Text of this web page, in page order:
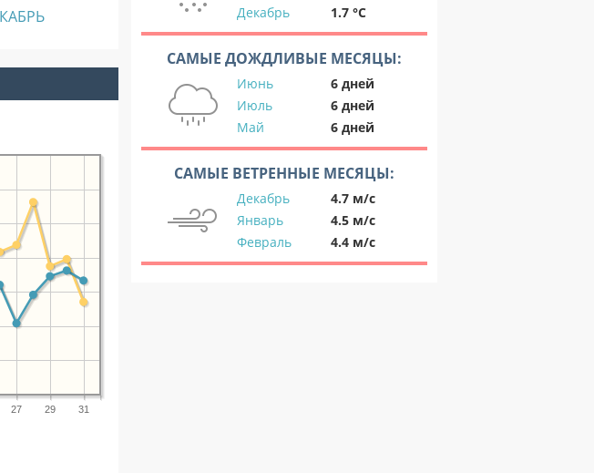
27 29 31
Декабрь
1.7 °C
САМЫЕ ДОЖДЛИВЫЕ МЕСЯЦЫ:
Июнь
6 дней
Июль
6 дней
Май
6 дней
САМЫЕ ВЕТРЕННЫЕ МЕСЯЦЫ:
Декабрь
4.7 м/с
Январь
4.5 м/с
Февраль
4.4 м/с